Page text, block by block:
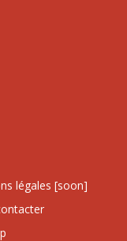
légales [soon]